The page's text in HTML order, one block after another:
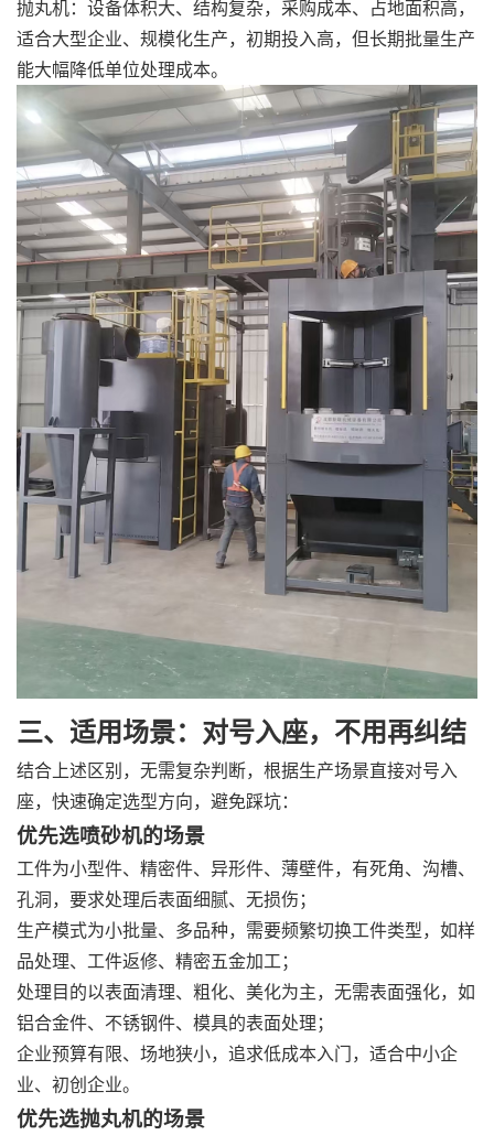
抛丸机：设备体积大、结构复杂，采购成本、占地面积高，
适合大型企业、规模化生产，初期投入高，但长期批量生产
能大幅降低单位处理成本。
三、适用场景：对号入座，不用再纠结
结合上述区别，无需复杂判断，根据生产场景直接对号入
座，快速确定选型方向，避免踩坑：
优先选喷砂机的场景
工件为小型件、精密件、异形件、薄壁件，有死角、沟槽、
孔洞，要求处理后表面细腻、无损伤；
生产模式为小批量、多品种，需要频繁切换工件类型，如样
品处理、工件返修、精密五金加工；
处理目的以表面清理、粗化、美化为主，无需表面强化，如
铝合金件、不锈钢件、模具的表面处理；
企业预算有限、场地狭小，追求低成本入门，适合中小企
业、初创企业。
优先选抛丸机的场景